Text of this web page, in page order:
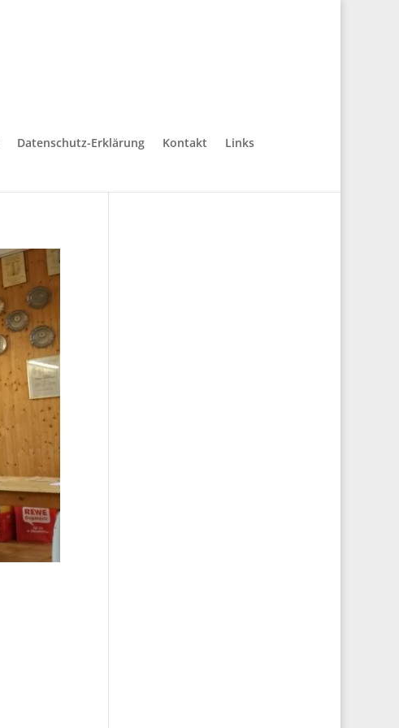
Datenschutz-Erklärung Kontakt Links